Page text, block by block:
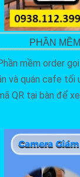
PHẦN
mềm order
và quán cafe tối
QR tại bàn để